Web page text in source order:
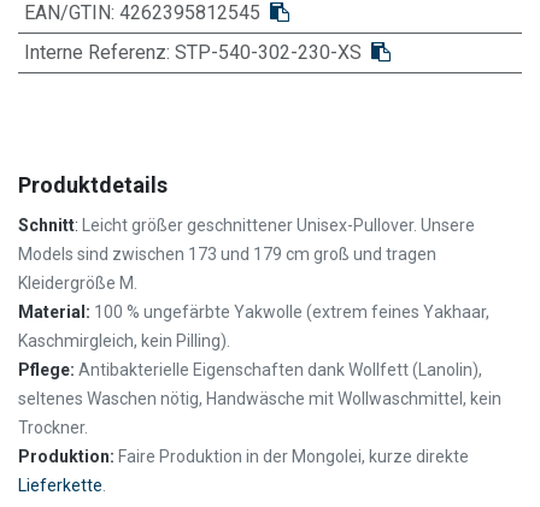
EAN/GTIN: 4262395812545
Interne Referenz: STP-540-302-230-XS
Produktdetails
Schnitt: Leicht größergeschnittener Unisex-Pullover. Unsere
Models sind zwischen 173 und 179 cm groß und tragen
Kleidergröße M.
Material: 100 % ungefärbte Yakwolle (extrem feines Yakhaar,
Kaschmirgleich, kein Pilling).
Pflege: Antibakterielle Eigenschaften dank Wollfett (Lanolin),
seltenes Waschen nötig, Handwäsche mit Wollwaschmittel, kein
Trockner.
Produktion: Faire Produktion in der Mongolei, kurze direkte
Lieferkette